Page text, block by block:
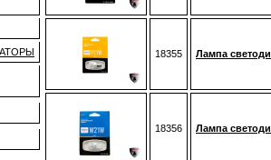
18355 Лампа
18356 Лампа